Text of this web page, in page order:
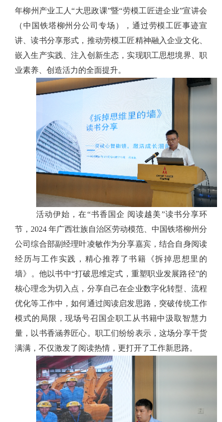
年柳州产业工人“大思政课”暨“劳模工匠进企业”宣讲会
（中国铁塔柳州分公司专场），通过劳模工匠事迹宣
讲、读书分享形式，推动劳模工匠精神融入企业文化、
嵌入生产实践、注入创新生态，实现职工思想境界、职
业素养、创造活力的全面提升。
活动伊始，在“书香国企 阅读越美”读书分享环
节，2024 年广西壮族自治区劳动模范、中国铁塔柳州分
公司综合部副经理叶凌敏作为分享嘉宾，结合自身阅读
经历与工作实践， 精心推荐了书籍 《拆掉思想里的
墙》。他以书中“打破思维定式，重塑职业发展路径”的
核心理念为切入点，分享自己在企业数字化转型、流程
优化等工作中，如何通过阅读启发思路，突破传统工作
模式的局限 ，现场号召国企职工从书籍中汲取智慧力
量，以书香涵养匠心。职工们纷纷表示，这场分享干货
满满，不仅激发了阅读热情，更打开了工作新思路。